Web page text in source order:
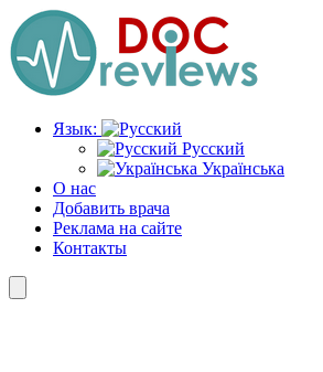
Перейти
к
содержимому
Язык:
Русский
Українська
О нас
Добавить врача
Реклама на сайте
Контакты